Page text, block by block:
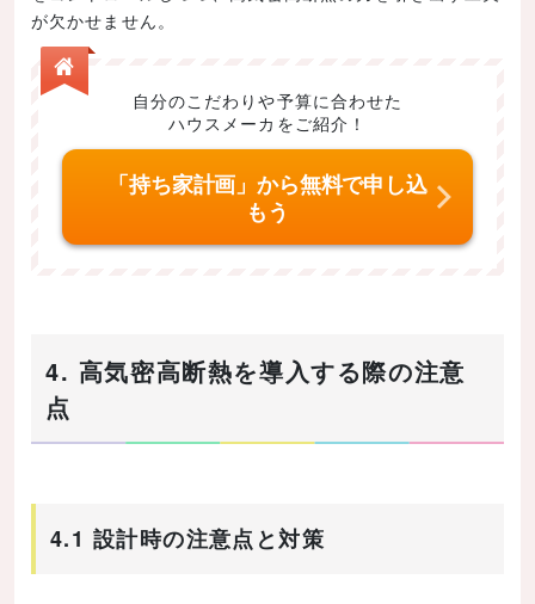
が欠かせません。
自分のこだわりや予算に合わせた
ハウスメーカをご紹介！
「持ち家計画」から無料で申し込
もう
4. 高気密高断熱を導入する際の注意
点
4.1 設計時の注意点と対策